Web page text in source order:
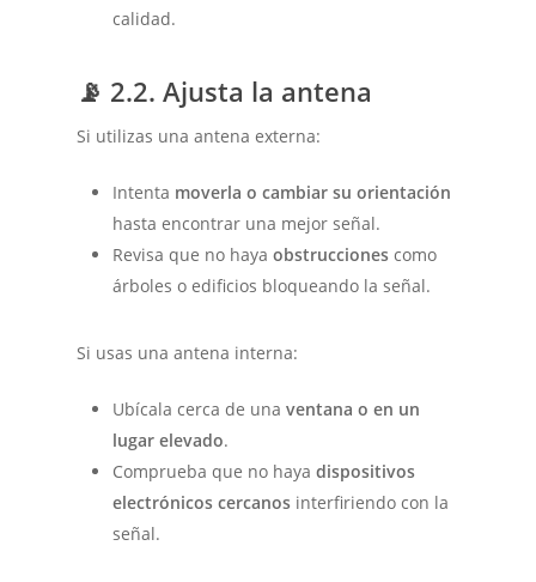
calidad.
📡 2.2. Ajusta la antena
Si utilizas una antena externa:
Intenta moverla o cambiar su orientación
hasta encontrar una mejor señal.
Revisa que no hayaobstrucciones como
árboles o edificios bloqueando la señal.
Si usas una antena interna:
Ubícala cerca de unaventana o en un
lugar elevado.
Comprueba que no hayadispositivos
electrónicos cercanos interfiriendo con la
señal.